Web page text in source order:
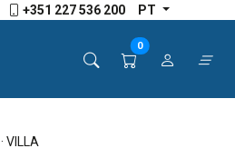
+351 227 536 200 PT
0
· VILLA